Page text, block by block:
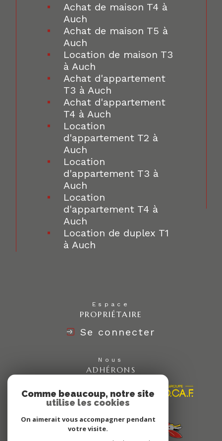
Achat de maison T4 à
Auch
Achat de maison T5 à
Auch
Location de maison T3
à Auch
Achat d'appartement
T3 à Auch
Achat d'appartement
T4 à Auch
Location
d'appartement T2 à
Auch
Location
d'appartement T3 à
Auch
Location
d'appartement T4 à
Auch
Location de duplex T1
à Auch
Espace
PROPRIÉTAIRE
Se connecter
Nous
ADHÉRONS
Comme beaucoup, notre site
utilise les cookies
On aimerait vous accompagner pendant
votre visite.